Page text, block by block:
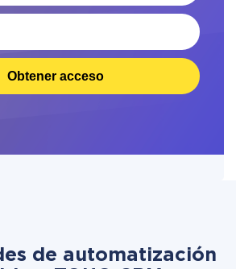
Obtener acceso
de automatización